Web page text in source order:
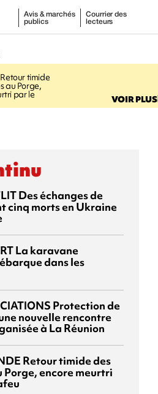
Avis & marchés
publics
Courrier des
lecteurs
timide
au Porge,
par le VOIR PLUS
Des échanges de
cinq morts en Ukraine
La karavane
dans les
Protection de
nouvelle rencontre
à La Réunion
Retour timide des
Porge, encore meurtri